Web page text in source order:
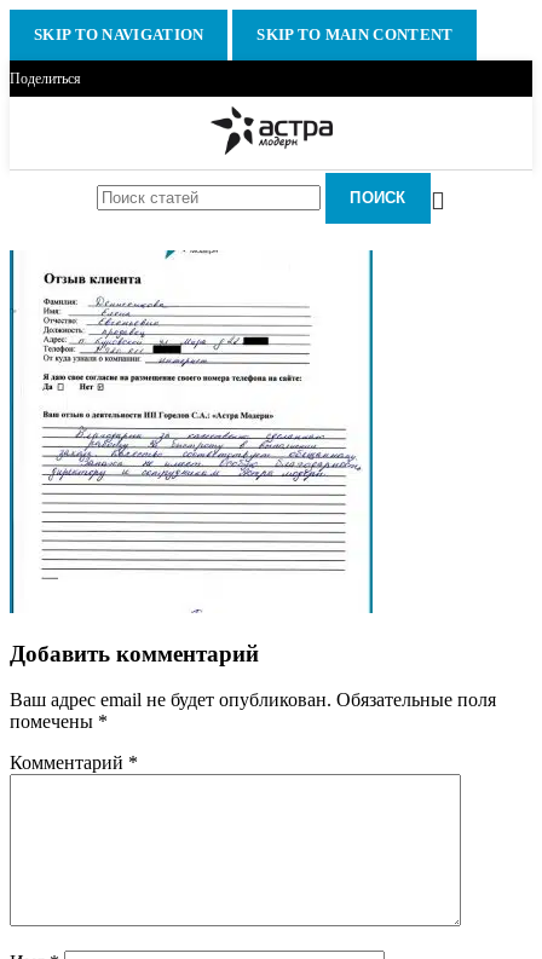
SKIP TO NAVIGATION SKIP TO MAIN CONTENT
Поделиться
ПОИСК
Добавить комментарий
Ваш адрес email не будет опубликован. Обязательные поля
помечены *
Комментарий *